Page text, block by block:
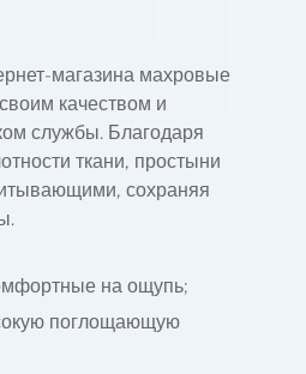
магазина махровые
качеством и
службы. Благодаря
ткани, простыни
сохраняя
на ощупь;
поглощающую